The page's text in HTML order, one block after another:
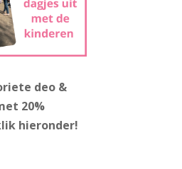
deo &
20%
hieronder!